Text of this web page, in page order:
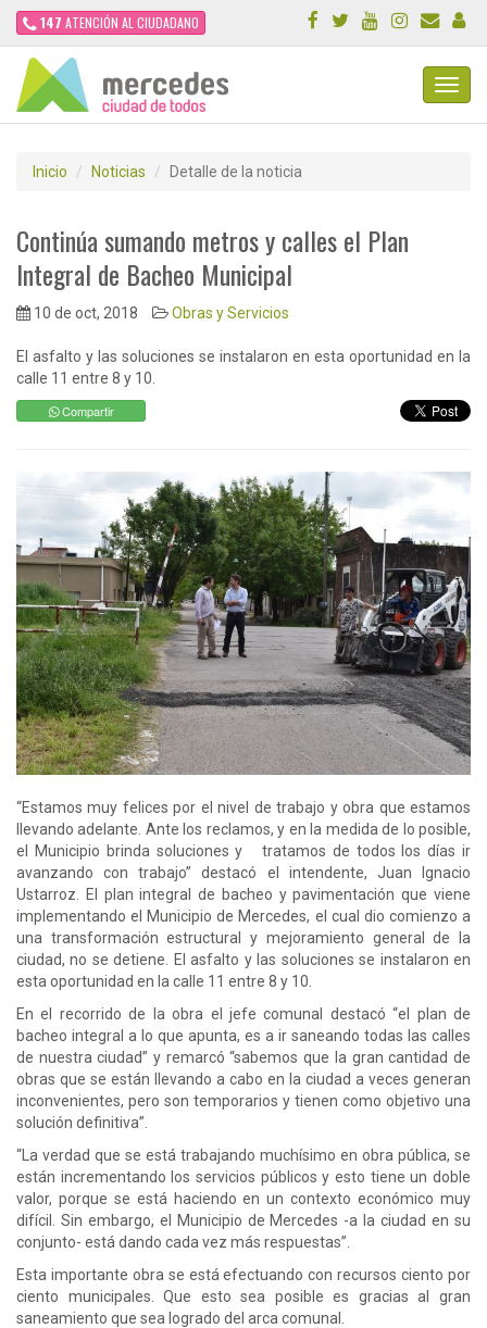
147 ATENCIÓN AL CIUDADANO
Inicio Noticias Detalle de la noticia
Continúa sumando metros y calles el Plan
Integral de Bacheo Municipal
10 de oct, 2018 Obras y Servicios
El asfalto y las soluciones se instalaron en esta oportunidad en la
calle 11 entre 8 y 10.
Compartir
“Estamos muy felices por el nivel de trabajo y obra que estamos
llevando adelante. Ante los reclamos, y en la medida de lo posible,
el Municipio brinda soluciones y tratamos de todos los días ir
avanzando con trabajo” destacó el intendente, Juan Ignacio
Ustarroz. El plan integral de bacheo y pavimentación que viene
implementando el Municipio de Mercedes, el cual dio comienzo a
una transformación estructural y mejoramiento general de la
ciudad, no se detiene. El asfalto y las soluciones se instalaron en
esta oportunidad en la calle 11 entre 8 y 10.
En el recorrido de la obra el jefe comunal destacó “el plan de
bacheo integral a lo que apunta, es a ir saneando todas las calles
de nuestra ciudad” y remarcó “sabemos que la gran cantidad de
obras que se están llevando a cabo en la ciudad a veces generan
inconvenientes, pero son temporarios y tienen como objetivo una
solución definitiva”.
“La verdad que se está trabajando muchísimo en obra pública, se
están incrementando los servicios públicos y esto tiene un doble
valor, porque se está haciendo en un contexto económico muy
difícil. Sin embargo, el Municipio de Mercedes -a la ciudad en su
conjunto- está dando cada vez más respuestas”.
Esta importante obra se está efectuando con recursos ciento por
ciento municipales. Que esto sea posible es gracias al gran
saneamiento que sea logrado del arca comunal.